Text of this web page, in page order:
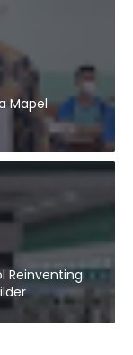
Mapel
Reinventing